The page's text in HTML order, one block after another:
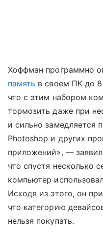
Хоффман программно
память в своем ПК до 8
что с этим набором
тормозить даже при
и сильно замедляется
Photoshop и других
приложений», —
что спустя несколько
компьютер
Исходя из этого, он
что категорию
нельзя покупать.